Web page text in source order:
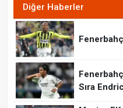
Diğer Haberler
Sıra